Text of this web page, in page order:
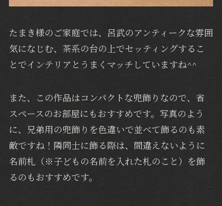
たまき様のご家庭では、呂武のアンティークな雰囲
気になじむ、茶系の台の上でセッティングするこ
とでインテリアとうまくマッチしていますね^^
また、この作品はコンパクトな兜飾りなので、省
スペースのお部屋にもおすすめです。写真のよう
に、兄弟用の兜飾りを色違いで並べて飾るのも素
敵ですね！隣同士に飾る際は、間違えないように
名前札（※子どもの名前を入れた札のこと）を飾
るのもおすすめです。